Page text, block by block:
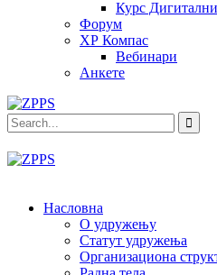
Курс
Форум
ХР Компас
Вебинари
Анкете
Насловна
О удружењу
Статут удружења
Организациона